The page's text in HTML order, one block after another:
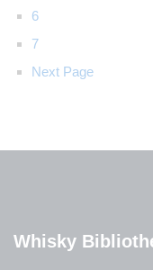
6
7
Next Page
Whisky